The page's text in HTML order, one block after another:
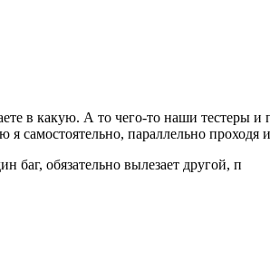
в какую. А то чего-то наши тестеры и
самостоятельно, параллельно проходя
баг, обязательно вылезает другой, п